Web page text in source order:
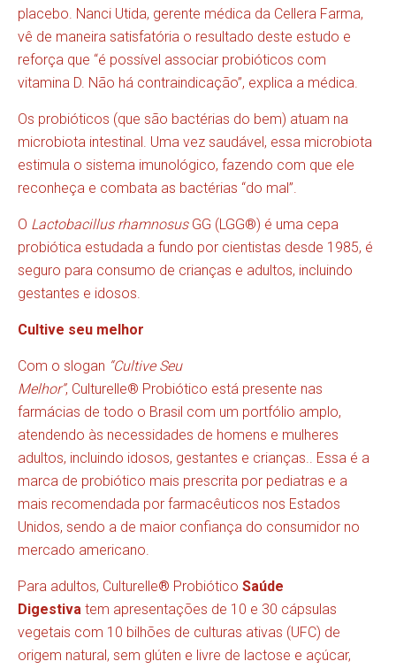
placebo. Nanci Utida, gerente médica da Cellera Farma,
vê de maneira satisfatória o resultado deste estudo e
reforça que “é possível associar probióticos com
vitamina D. Não há contraindicação”, explica a médica.
Os probióticos (que são bactérias do bem) atuam na
microbiota intestinal. Uma vez saudável, essa microbiota
estimula o sistema imunológico, fazendo com que ele
reconheça e combata as bactérias “do mal”.
O Lactobacillus rhamnosusGG (LGG®) é uma cepa
probiótica estudada a fundo por cientistas desde 1985, é
seguro para consumo de crianças e adultos, incluindo
gestantes e idosos.
Cultive seu melhor
Com o slogan “Cultive Seu
Melhor”, Culturelle® Probiótico está presente nas
farmácias de todo o Brasil com um portfólio amplo,
atendendo às necessidades de homens e mulheres
adultos, incluindo idosos, gestantes e crianças.. Essa é a
marca de probiótico mais prescrita por pediatras e a
mais recomendada por farmacêuticos nos Estados
Unidos, sendo a de maior confiança do consumidor no
mercado americano.
Para adultos, Culturelle® Probiótico Saúde
Digestiva tem apresentações de 10 e 30 cápsulas
vegetais com 10 bilhões de culturas ativas (UFC) de
origem natural, sem glúten e livre de lactose e açúcar,